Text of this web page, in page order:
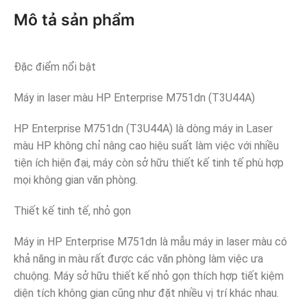
Mô tả sản phẩm
Đặc điểm nổi bật
Máy in laser màu HP Enterprise M751dn (T3U44A)
HP Enterprise M751dn (T3U44A) là dòng máy in Laser
màu HP không chỉ nâng cao hiệu suất làm việc với nhiều
tiện ích hiện đại, máy còn sở hữu thiết kế tinh tế phù hợp
mọi không gian văn phòng.
Thiết kế tinh tế, nhỏ gọn
Máy in HP Enterprise M751dn là mẫu máy in laser màu có
khả năng in màu rất được các văn phòng làm việc ưa
chuộng. Máy sở hữu thiết kế nhỏ gọn thích hợp tiết kiệm
diện tích không gian cũng như đặt nhiều vị trí khác nhau.